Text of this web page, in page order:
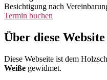
Besichtigung nach
Termin buchen
Über diese Website
Diese Webseite ist dem
Weiße gewidmet.